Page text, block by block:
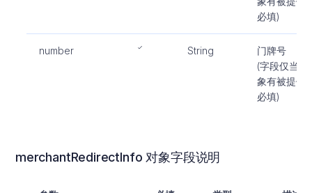
必填)
number String
门牌号
(字段仅当对
象有被提供
必填)
merchantRedirectInfo 对象字段说明